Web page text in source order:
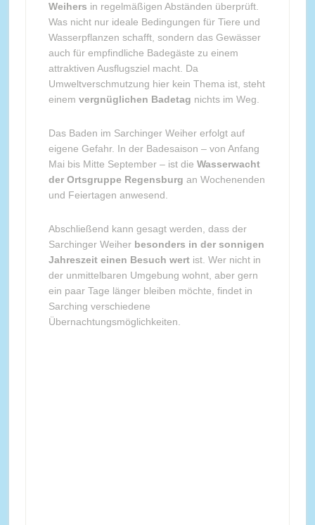
Weihers in regelmäßigen Abständen überprüft.
Was nicht nur ideale Bedingungen für Tiere und
Wasserpflanzen schafft, sondern das Gewässer
auch für empfindliche Badegäste zu einem
attraktiven Ausflugsziel macht. Da
Umweltverschmutzung hier kein Thema ist, steht
einem vergnüglichen Badetag nichts im Weg.
Das Baden im Sarchinger Weiher erfolgt auf
eigene Gefahr. In der Badesaison – von Anfang
Mai bis Mitte September – ist die Wasserwacht
der Ortsgruppe Regensburg an Wochenenden
und Feiertagen anwesend.
Abschließend kann gesagt werden, dass der
Sarchinger Weiher besonders in der sonnigen
Jahreszeit einen Besuch wertist. Wer nicht in
der unmittelbaren Umgebung wohnt, aber gern
ein paar Tage länger bleiben möchte, findet in
Sarching verschiedene
Übernachtungsmöglichkeiten.